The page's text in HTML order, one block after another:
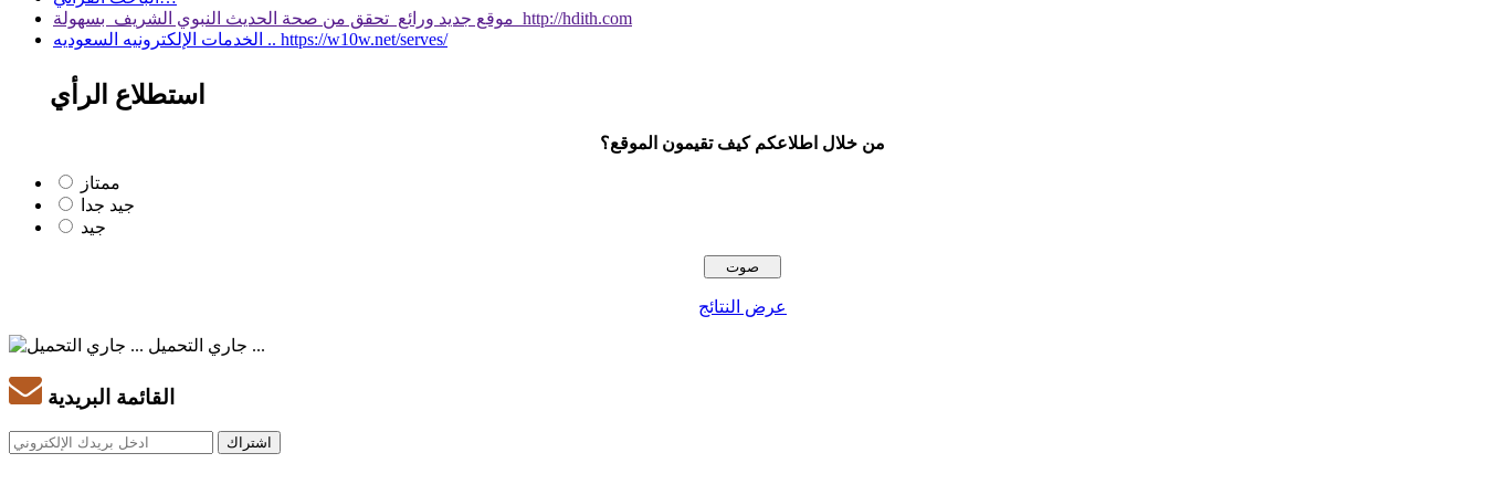
موقع جديد ورائع تحقق من صحة الحديث النبوي الشريف بسهولة http://hdith.com
الخدمات الإلكترونيه السعوديه .. https://w10w.net/serves/
استطلاع الرأي
من خلال اطلاعكم كيف تقيمون الموقع؟
ممتاز
جيد جدا
جيد
عرض النتائج
جاري التحميل ...
القائمة البريدية